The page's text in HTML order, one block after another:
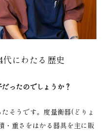
にわたる歴史
ったのでしょうか？
そうです。度量衡器(どりょ
・重さをはかる器具を主に販